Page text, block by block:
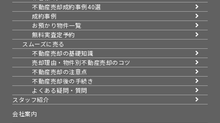
不動産売却成約事例40選
成約事例
お預かり物件一覧
無料実査定予約
スムーズに売る
不動産売却の基礎知識
売却理由・物件別不動産売却のコツ
不動産売却の注意点
不動産売却後の手続き
よくある疑問・質問
スタッフ紹介
会社案内